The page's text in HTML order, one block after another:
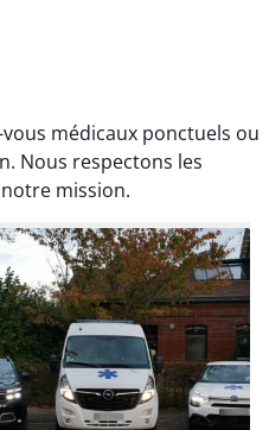
médicaux ponctuels ou
Nous respectons les
mission.
Jérémy Ferrand
8 septembre 2024
Transport ponctuel et
personnel très attentionné.
Très satisfait du service.